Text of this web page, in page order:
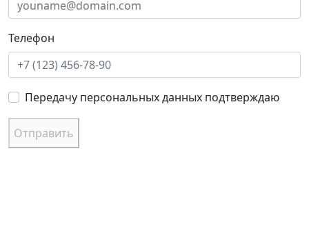
Телефон
Передачу персональных данных подтверждаю
Отправить